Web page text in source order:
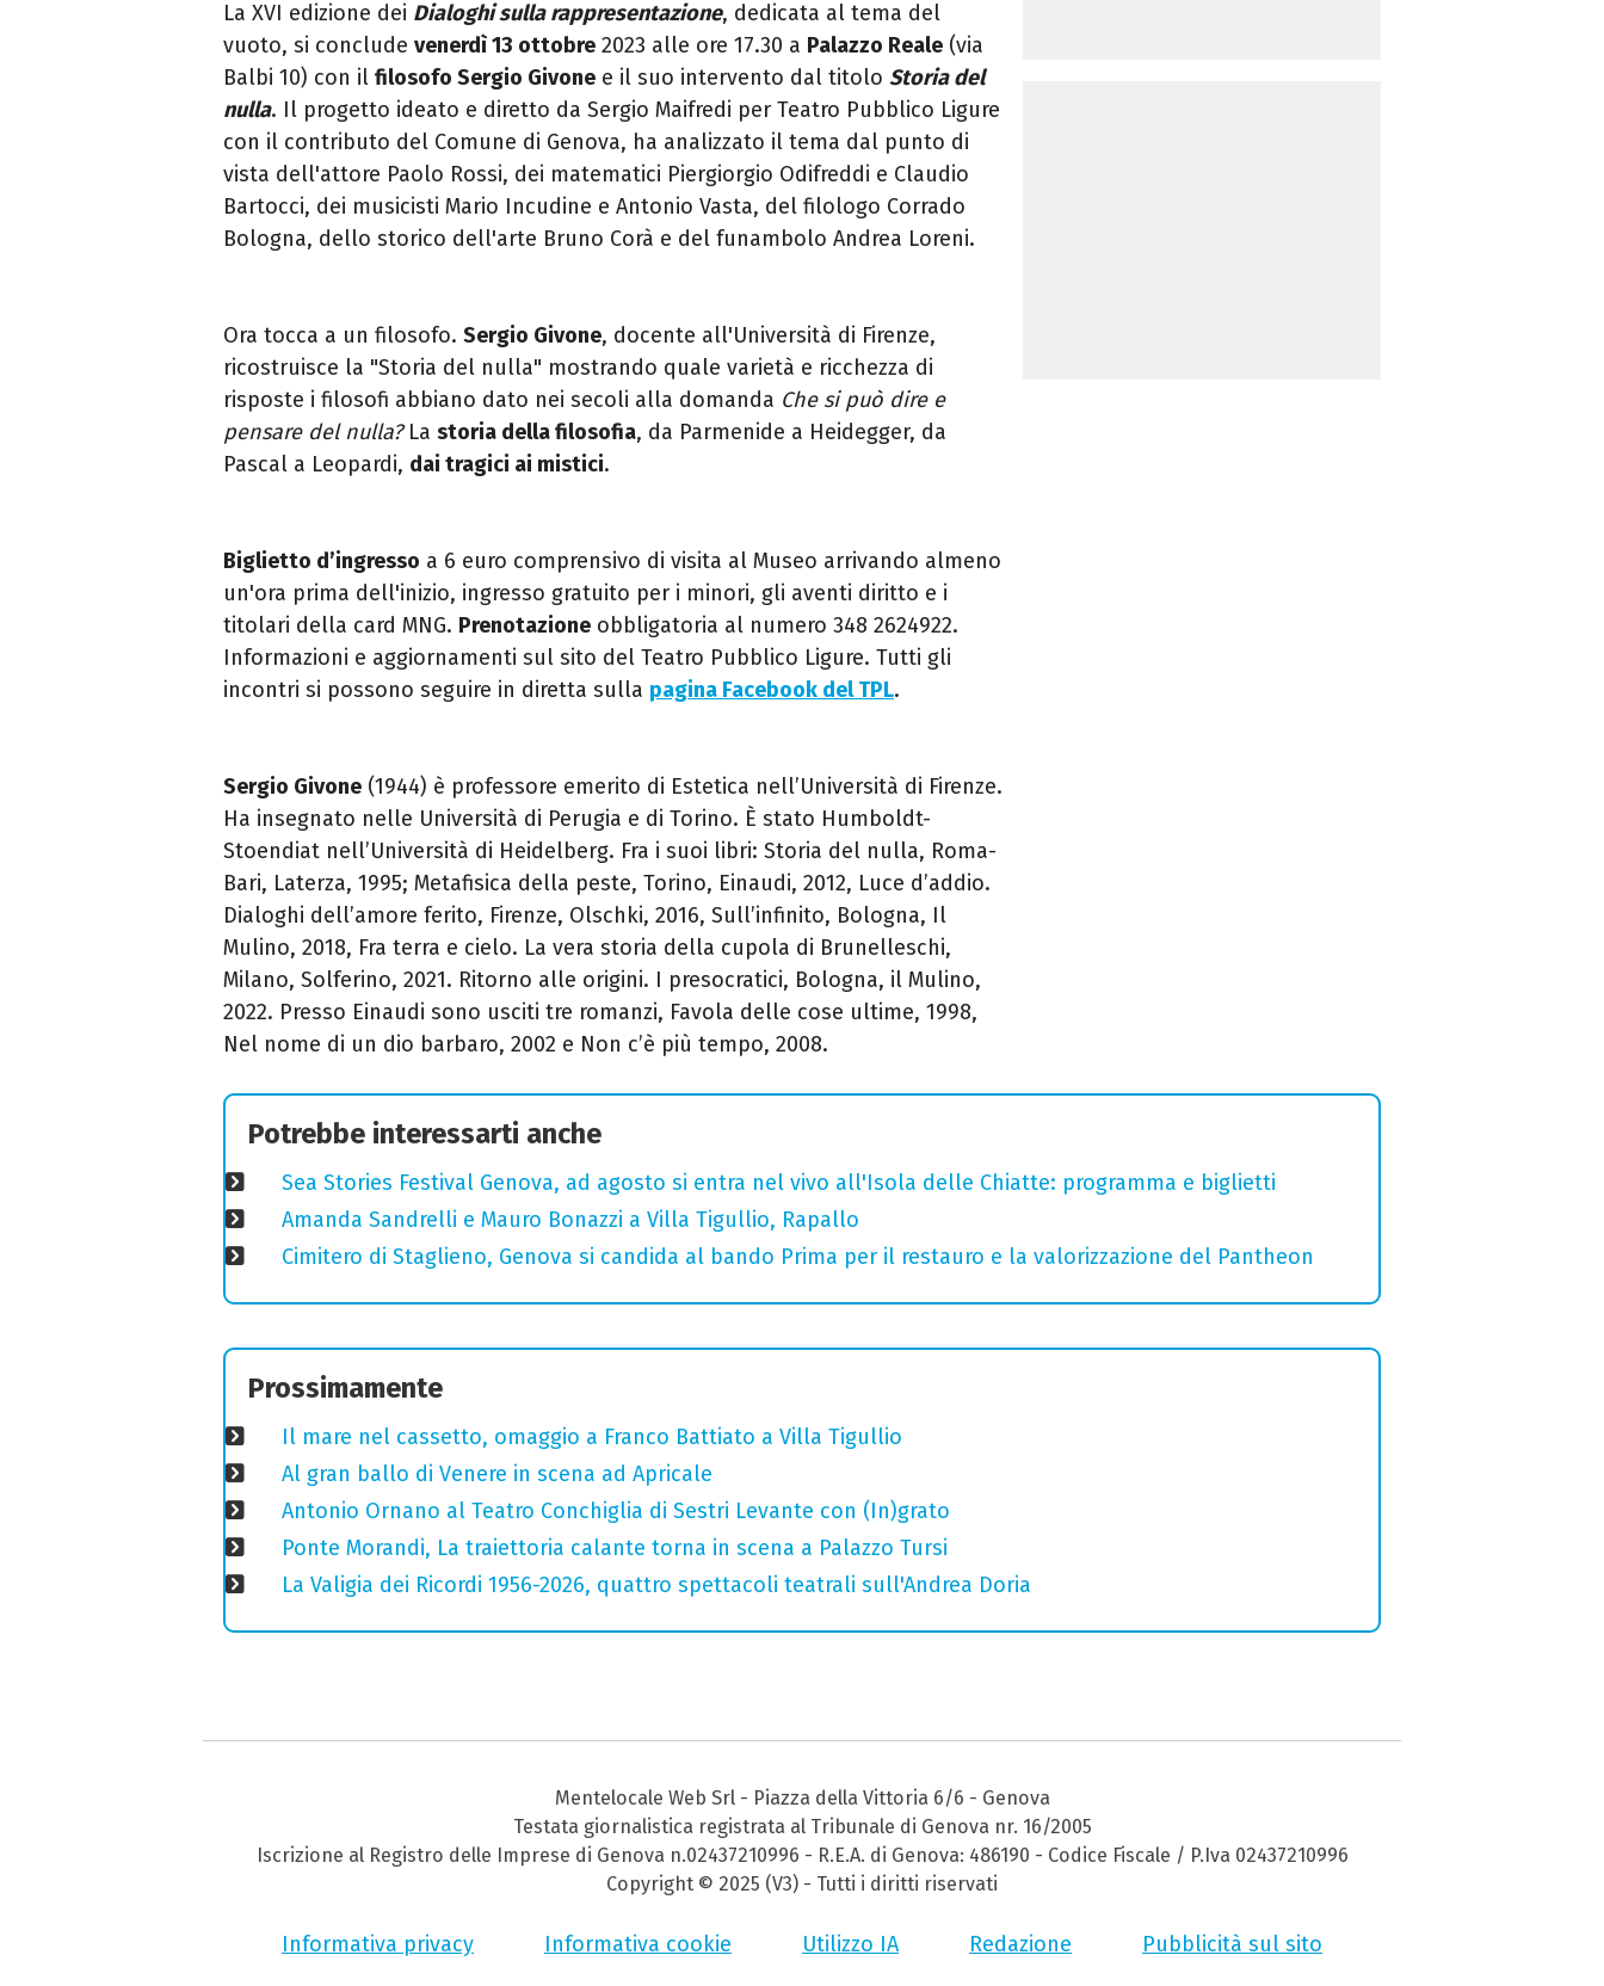
La XVI edizione dei Dialoghi sulla rappresentazione, dedicata al tema del
vuoto, si conclude venerdì 13 ottobre 2023 alle ore 17.30 a Palazzo Reale (via
Balbi 10) con il filosofo Sergio Givone e il suo intervento dal titolo Storia del
nulla. Il progetto ideato e diretto da Sergio Maifredi per Teatro Pubblico Ligure
con il contributo del Comune di Genova, ha analizzato il tema dal punto di
vista dell'attore Paolo Rossi, dei matematici Piergiorgio Odifreddi e Claudio
Bartocci, dei musicisti Mario Incudine e Antonio Vasta, del filologo Corrado
Bologna, dello storico dell'arte Bruno Corà e del funambolo Andrea Loreni.
Ora tocca a un filosofo. Sergio Givone, docente all'Università di Firenze,
ricostruisce la "Storia del nulla" mostrando quale varietà e ricchezza di
risposte i filosofi abbiano dato nei secoli alla domanda Che si può dire e
pensare del nulla?La storia della filosofia, da Parmenide a Heidegger, da
Pascal a Leopardi, dai tragici ai mistici.
Biglietto d’ingresso a 6 euro comprensivo di visita al Museo arrivando almeno
un'ora prima dell'inizio, ingresso gratuito per i minori, gli aventi diritto e i
titolari della card MNG. Prenotazione obbligatoria al numero 348 2624922.
Informazioni e aggiornamenti sul sito del Teatro Pubblico Ligure. Tutti gli
incontri si possono seguire in diretta sulla pagina Facebook del TPL.
Sergio Givone (1944) è professore emerito di Estetica nell’Università di Firenze.
Ha insegnato nelle Università di Perugia e di Torino. È stato Humboldt-
Stoendiat nell’Università di Heidelberg. Fra i suoi libri: Storia del nulla, Roma-
Bari, Laterza, 1995; Metafisica della peste, Torino, Einaudi, 2012, Luce d’addio.
Dialoghi dell’amore ferito, Firenze, Olschki, 2016, Sull’infinito, Bologna, Il
Mulino, 2018, Fra terra e cielo. La vera storia della cupola di Brunelleschi,
Milano, Solferino, 2021. Ritorno alle origini. I presocratici, Bologna, il Mulino,
2022. Presso Einaudi sono usciti tre romanzi, Favola delle cose ultime, 1998,
Nel nome di un dio barbaro, 2002 e Non c’è più tempo, 2008.
Potrebbe interessarti anche
Sea Stories Festival Genova, ad agosto si entra nel vivo all'Isola delle Chiatte: programma e biglietti
Amanda Sandrelli e Mauro Bonazzi a Villa Tigullio, Rapallo
Cimitero di Staglieno, Genova si candida al bando Prima per il restauro e la valorizzazione del Pantheon
Prossimamente
Il mare nel cassetto, omaggio a Franco Battiato a Villa Tigullio
Al gran ballo di Venere in scena ad Apricale
Antonio Ornano al Teatro Conchiglia di Sestri Levante con (In)grato
Ponte Morandi, La traiettoria calante torna in scena a Palazzo Tursi
La Valigia dei Ricordi 1956-2026, quattro spettacoli teatrali sull'Andrea Doria
Mentelocale Web Srl - Piazza della Vittoria 6/6 - Genova
Testata giornalistica registrata al Tribunale di Genova nr. 16/2005
Iscrizione al Registro delle Imprese di Genova n.02437210996 - R.E.A. di Genova: 486190 - Codice Fiscale / P.Iva 02437210996
Copyright © 2025 (V3) - Tutti i diritti riservati
Informativa privacy Informativa cookie Utilizzo IA Redazione Pubblicità sul sito